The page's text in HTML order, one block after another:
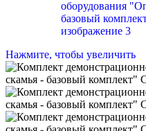
Нажмите, чтобы увеличить